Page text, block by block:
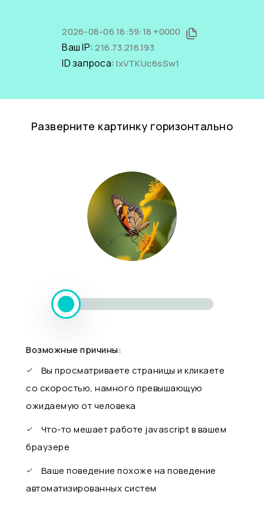
2026-08-06 18:59:18 +0000
Ваш IP:216.73.216.193
ID запроса:IxVTKUc6sSw1
Разверните картинку горизонтально
Возможные причины:
Вы просматриваете страницы и кликаете
со скоростью, намного превышающую
ожидаемую от человека
Что-то мешает работе javascript в вашем
браузере
Ваше поведение похоже на поведение
автоматизированных систем